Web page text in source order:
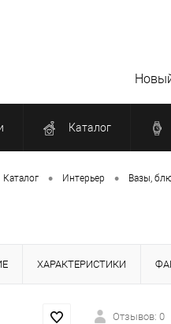
Каталог
Каталог • Интерьер • Вазы,
ХАРАКТЕРИСТИКИ
Отзывов: 0